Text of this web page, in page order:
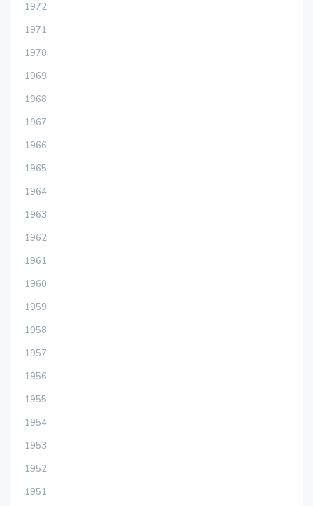
1972
1971
1970
1969
1968
1967
1966
1965
1964
1963
1962
1961
1960
1959
1958
1957
1956
1955
1954
1953
1952
1951